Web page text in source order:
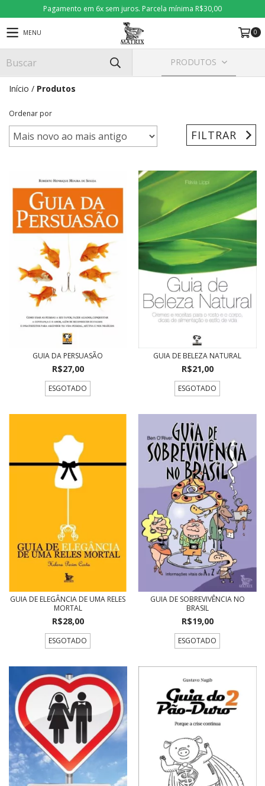
Pagamento em 6x sem juros. Parcela mínima R$30,00
MENU 0
PRODUTOS
Início / Produtos
Ordenar por
FILTRAR
GUIA DA PERSUASÃO
R$27,00
ESGOTADO
GUIA DE BELEZA NATURAL
R$21,00
ESGOTADO
GUIA DE ELEGÂNCIA DE UMA RELES
MORTAL
R$28,00
ESGOTADO
GUIA DE SOBREVIVÊNCIA NO
BRASIL
R$19,00
ESGOTADO